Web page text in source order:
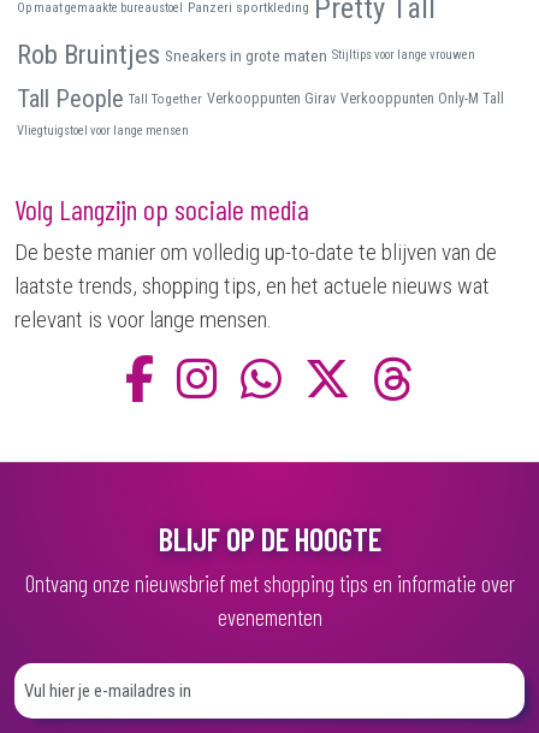
Op maat gemaakte bureaustoel Panzeri sportkleding Pretty Tall
Rob Bruintjes Sneakers in grote maten Stijltips voor lange vrouwen
Tall People Tall Together Verkooppunten Girav Verkooppunten Only-M Tall
Vliegtuigstoel voor lange mensen
Volg Langzijn op sociale media
De beste manier om volledig up-to-date te blijven van de
laatste trends, shopping tips, en het actuele nieuws wat
relevant is voor lange mensen.
BLIJF OP DE HOOGTE
Ontvang onze nieuwsbrief met shopping tips en informatie over
evenementen